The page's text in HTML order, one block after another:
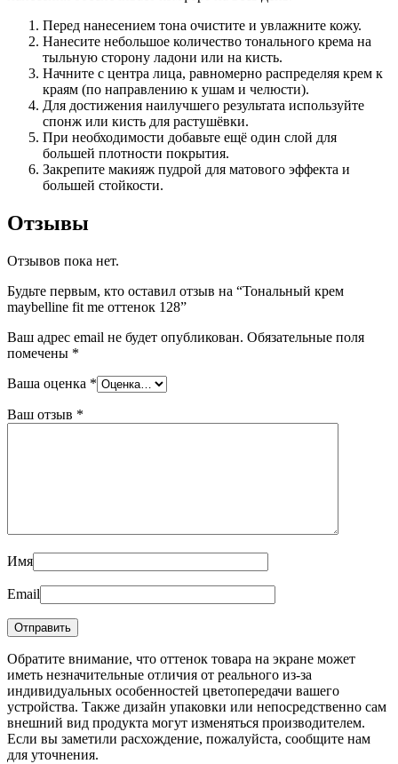
Перед нанесением тона очистите и увлажните кожу.
Нанесите небольшое количество тонального крема на
тыльную сторону ладони или на кисть.
Начните с центра лица, равномерно распределяя крем к
краям (по направлению к ушам и челюсти).
Для достижения наилучшего результата используйте
спонж или кисть для растушёвки.
При необходимости добавьте ещё один слой для
большей плотности покрытия.
Закрепите макияж пудрой для матового эффекта и
большей стойкости.
Отзывы
Отзывов пока нет.
Будьте первым, кто оставил отзыв на “Тональный крем
maybelline fit me оттенок 128”
Ваш адрес email не будет опубликован. Обязательные поля
помечены *
Ваша оценка *
Ваш отзыв *
Имя
Email
Обратите внимание, что оттенок товара на экране может
иметь незначительные отличия от реального из-за
индивидуальных особенностей цветопередачи вашего
устройства. Также дизайн упаковки или непосредственно сам
внешний вид продукта могут изменяться производителем.
Если вы заметили расхождение, пожалуйста, сообщите нам
для уточнения.